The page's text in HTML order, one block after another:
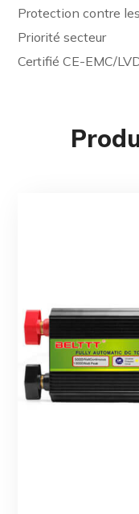
Protection contre
Priorité secteur
Certifié CE-EMC/